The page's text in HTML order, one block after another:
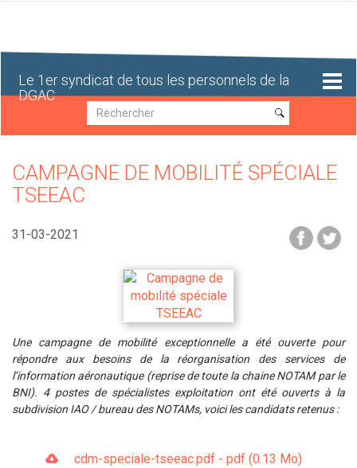
Le 1er syndicat de tous les personnels de la
DGAC
Recherche
Recherche
CAMPAGNE DE MOBILITÉ SPÉCIALE
TSEEAC
31-03-2021
Une campagne de mobilité exceptionnelle a été ouverte pour
répondre aux besoins de la réorganisation des services de
l’information aéronautique (reprise de toute la chaine NOTAM par le
BNI). 4 postes de spécialistes exploitation ont été ouverts à la
subdivision IAO / bureau des NOTAMs, voici les candidats retenus:
cdm-speciale-tseeac.pdf - pdf (0.13 Mo)